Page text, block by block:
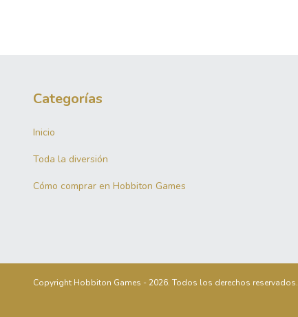
Categorías
Inicio
Toda la diversión
Cómo comprar en Hobbiton Games
Copyright Hobbiton Games - 2026. Todos los derechos reservados.